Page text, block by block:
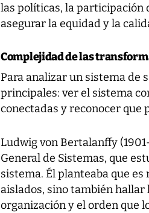
las políticas, la participación
asegurar la equidad y la
Complejidad de las
Para analizar un sistema de
principales: ver el sistema
conectadas y reconocer que
Ludwig von Bertalanffy
General de Sistemas, que
sistema. Él planteaba que
aislados, sino también hallar
organización y el orden que